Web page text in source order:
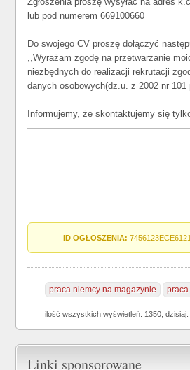
lub pod numerem 669100660
Do swojego CV proszę dołączyć
,,Wyrażam zgodę na przetwarzanie
niezbędnych do realizacji rekrutacji
danych osobowych(dz.u. z 2002 nr 101
Informujemy, że skontaktujemy się
ID OGŁOSZENIA:
praca niemcy na magazynie praca
ilość wszystkich wyświetleń: 1350, dzisiaj:
Linki sponsorowane